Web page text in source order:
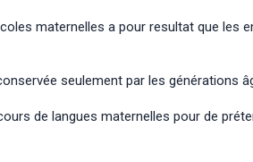
maternelles a pour resultat que les
seulement par les générations
de langues maternelles pour de